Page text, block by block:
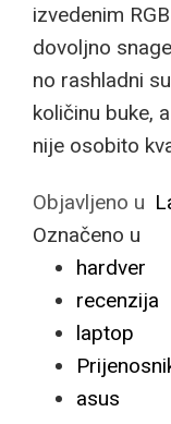
izvedenim
dovoljno
no rashladni
količinu buke,
nije osobito
Objavljeno u
Označeno u
hardver
recenzija
laptop
asus